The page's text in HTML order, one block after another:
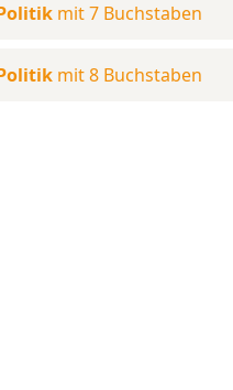
mit 7 Buchstaben
mit 8 Buchstaben